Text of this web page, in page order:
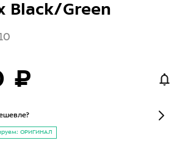
Black/Green
₽
ОРИГИНАЛ